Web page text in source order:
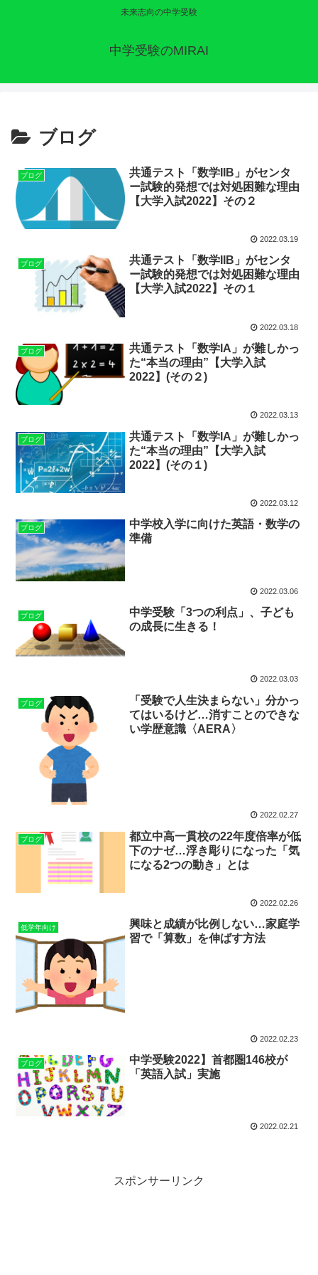
未来志向の中学受験
中学受験のMIRAI
ブログ
ブログ
共通テスト「数学IIB」がセンタ
ー試験的発想では対処困難な理由
【大学入試2022】その２
2022.03.19
ブログ
共通テスト「数学IIB」がセンタ
ー試験的発想では対処困難な理由
【大学入試2022】その１
2022.03.18
ブログ
共通テスト「数学IA」が難しかっ
た“本当の理由”【大学入試
2022】(その２)
2022.03.13
ブログ
共通テスト「数学IA」が難しかっ
た“本当の理由”【大学入試
2022】(その１)
2022.03.12
ブログ
中学校入学に向けた英語・数学の
準備
2022.03.06
ブログ
中学受験「3つの利点」、子ども
の成長に生きる！
2022.03.03
ブログ
「受験で人生決まらない」分かっ
てはいるけど…消すことのできな
い学歴意識〈AERA〉
2022.02.27
ブログ
都立中高一貫校の22年度倍率が低
下のナゼ…浮き彫りになった「気
になる2つの動き」とは
2022.02.26
低学年向け
興味と成績が比例しない…家庭学
習で「算数」を伸ばす方法
2022.02.23
ブログ
中学受験2022】首都圏146校が
「英語入試」実施
2022.02.21
スポンサーリンク